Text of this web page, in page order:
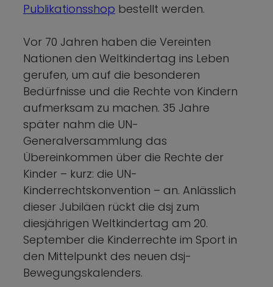
Publikationsshop bestellt werden.
Vor 70 Jahren haben die Vereinten
Nationen den Weltkindertag ins Leben
gerufen, um auf die besonderen
Bedürfnisse und die Rechte von Kindern
aufmerksam zu machen. 35 Jahre
später nahm die UN-
Generalversammlung das
Übereinkommen über die Rechte der
Kinder – kurz: die UN-
Kinderrechtskonvention – an. Anlässlich
dieser Jubiläen rückt die dsj zum
diesjährigen Weltkindertag am 20.
September die Kinderrechte im Sport in
den Mittelpunkt des neuen dsj-
Bewegungskalenders.